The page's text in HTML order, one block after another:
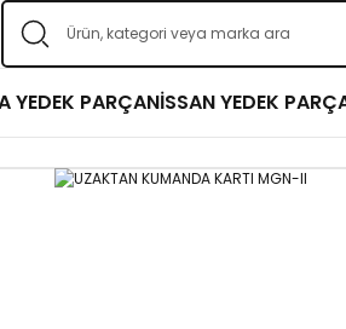
YEDEK PARÇANİSSAN YEDEK